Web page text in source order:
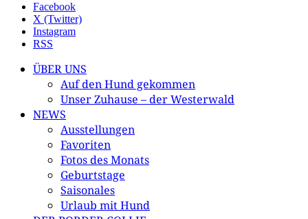
Facebook
X (Twitter)
Instagram
RSS
ÜBER UNS
Auf den Hund gekommen
Unser Zuhause – der Westerwald
NEWS
Ausstellungen
Favoriten
Fotos des Monats
Geburtstage
Saisonales
Urlaub mit Hund